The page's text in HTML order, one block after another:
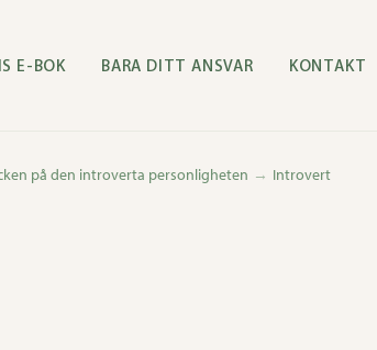
E-BOK BARA DITT ANSVAR KONTAKT
på den introverta personligheten Introvert